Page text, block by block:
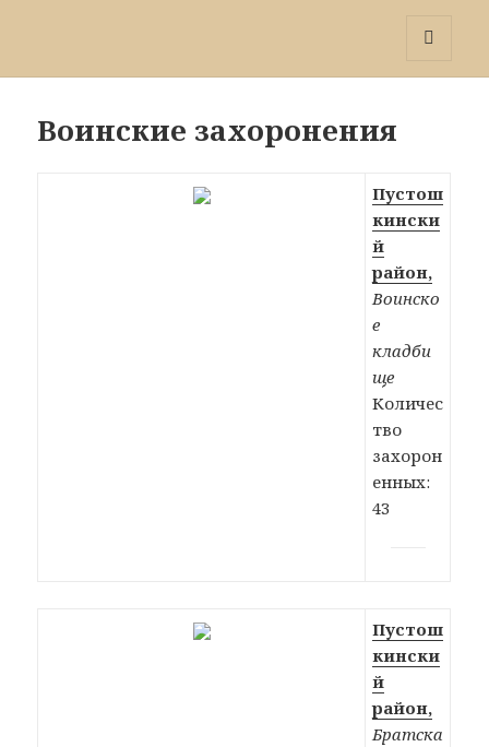
Воинские захоронения
Пустош
кински
й
район,
Воинско
е
кладби
ще
Количес
тво
захорон
енных:
43
Пустош
кински
й
район,
Братска